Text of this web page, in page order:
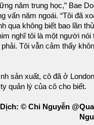
năm trung học,” Bae
vấn năm ngoái. “Tôi đã
qua không biết bao lần
nghĩ tôi là một người nói
Tôi vẫn cảm thấy
sản xuất, cô đã ở
quản lý của cô cho biết.
Dịch: © Chi Nguyễn